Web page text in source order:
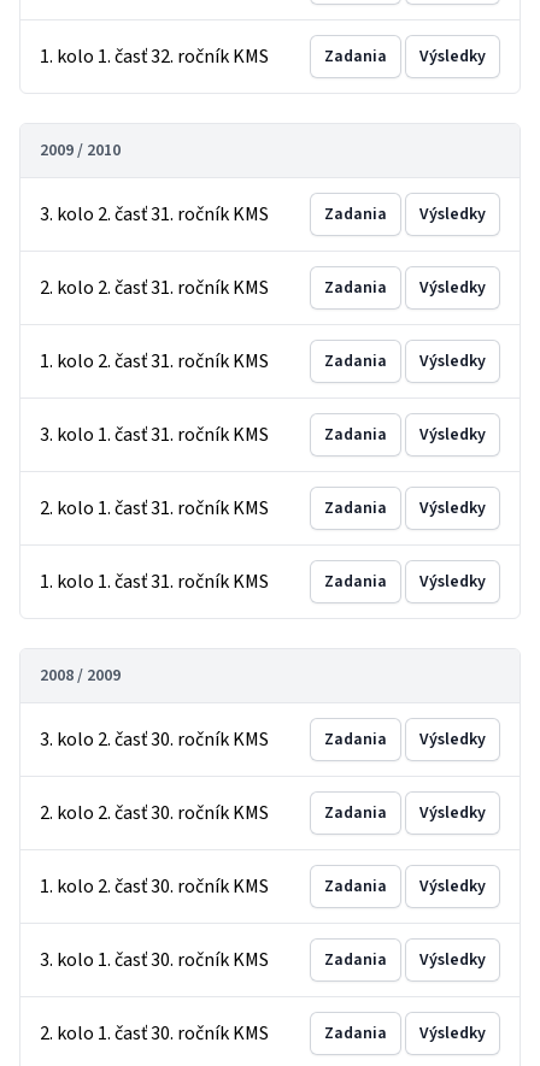
1. kolo 1. časť 32. ročník KMS Zadania Výsledky
2009 / 2010
3. kolo 2. časť 31. ročník KMS Zadania Výsledky
2. kolo 2. časť 31. ročník KMS Zadania Výsledky
1. kolo 2. časť 31. ročník KMS Zadania Výsledky
3. kolo 1. časť 31. ročník KMS Zadania Výsledky
2. kolo 1. časť 31. ročník KMS Zadania Výsledky
1. kolo 1. časť 31. ročník KMS Zadania Výsledky
2008 / 2009
3. kolo 2. časť 30. ročník KMS Zadania Výsledky
2. kolo 2. časť 30. ročník KMS Zadania Výsledky
1. kolo 2. časť 30. ročník KMS Zadania Výsledky
3. kolo 1. časť 30. ročník KMS Zadania Výsledky
2. kolo 1. časť 30. ročník KMS Zadania Výsledky